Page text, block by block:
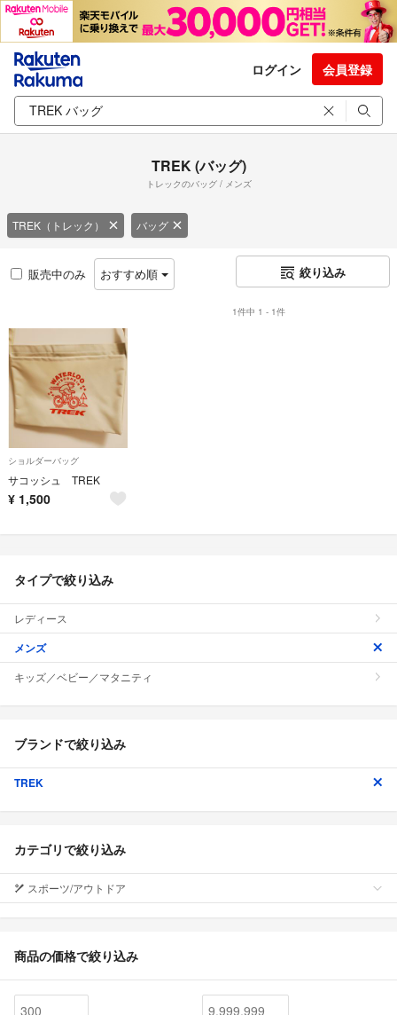
ログイン 会員登録
TREK (バッグ)
トレックのバッグ / メンズ
TREK（トレック） バッグ
販売中のみ おすすめ順 絞り込み
1件中 1 - 1件
ショルダーバッグ
サコッシュ TREK
¥ 1,500
タイプで絞り込み
レディース
メンズ
キッズ／ベビー／マタニティ
ブランドで絞り込み
TREK
カテゴリで絞り込み
スポーツ/アウトドア
商品の価格で絞り込み